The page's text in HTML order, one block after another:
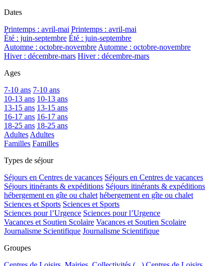
Dates
Printemps : avril-mai Printemps : avril-mai
Été : juin-septembre Été : juin-septembre
Automne : octobre-novembre Automne : octobre-novembre
Hiver : décembre-mars Hiver : décembre-mars
Ages
7-10 ans 7-10 ans
10-13 ans 10-13 ans
13-15 ans 13-15 ans
16-17 ans 16-17 ans
18-25 ans 18-25 ans
Adultes Adultes
Familles Familles
Types de séjour
Séjours en Centres de vacances Séjours en Centres de vacances
Séjours itinérants & expéditions Séjours itinérants & expéditions
hébergement en gîte ou chalet hébergement en gîte ou chalet
Sciences et Sports Sciences et Sports
Sciences pour l’Urgence Sciences pour l’Urgence
Vacances et Soutien Scolaire Vacances et Soutien Scolaire
Journalisme Scientifique Journalisme Scientifique
Groupes